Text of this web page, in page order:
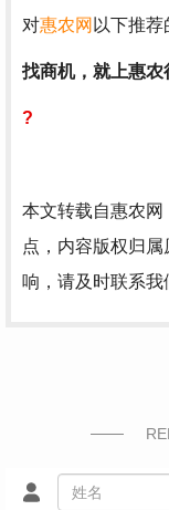
对惠农网 以下推荐
找商机，就上惠农
?
本文转载自惠农
点，内容版权归
响，请及时联系我